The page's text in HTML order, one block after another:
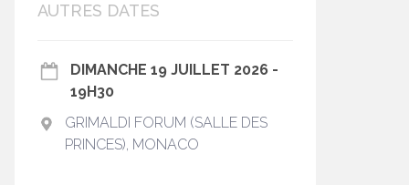
AUTRES DATES
DIMANCHE 19 JUILLET 2026 -
19H30
GRIMALDI FORUM (SALLE DES
PRINCES), MONACO